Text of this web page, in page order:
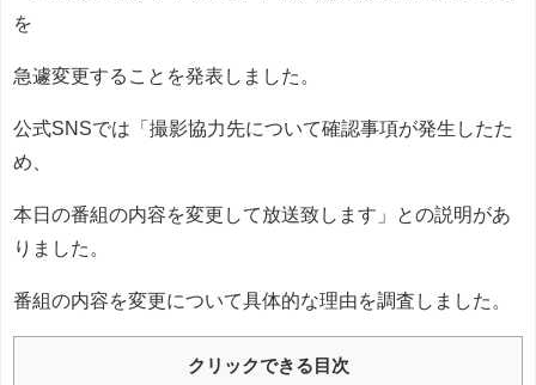
を
急遽変更することを発表しました。
公式SNSでは「撮影協力先について確認事項が発生したた
め、
本日の番組の内容を変更して放送致します」との説明があ
りました。
番組の内容を変更について具体的な理由を調査しました。
クリックできる目次